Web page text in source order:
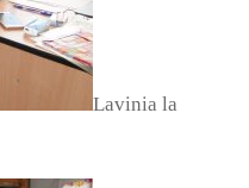
Lavinia la